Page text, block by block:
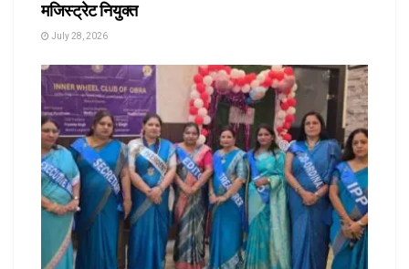
मजिस्ट्रेट नियुक्त
July 28, 2026